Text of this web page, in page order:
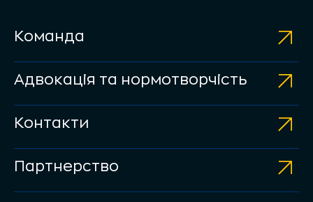
Команда
Адвокація та нормотворчість
Контакти
Партнерство